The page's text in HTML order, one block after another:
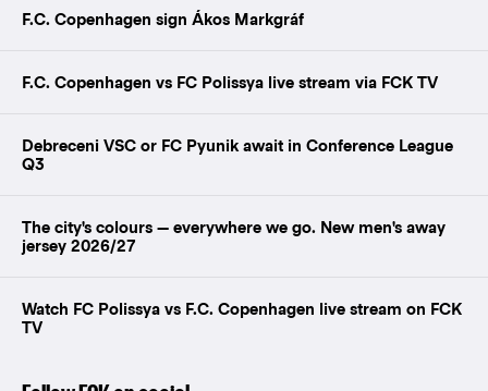
F.C. Copenhagen sign Ákos Markgráf
F.C. Copenhagen vs FC Polissya live stream via FCK TV
Debreceni VSC or FC Pyunik await in Conference League
Q3
The city's colours — everywhere we go. New men's away
jersey 2026/27
Watch FC Polissya vs F.C. Copenhagen live stream on FCK
TV